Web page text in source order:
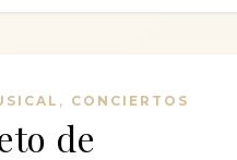
, CONCIERTOS
de